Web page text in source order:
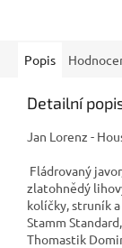
Popis
Detailní
Jan Lorenz -
Fládrovaný
zlatohnědý
kolíčky, struník
Stamm
Thomastik